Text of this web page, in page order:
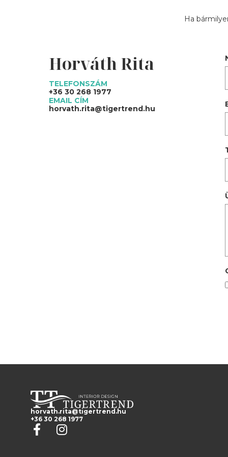
Ha
Horváth Rita
TELEFONSZÁM
+36 30 268 1977
EMAIL CÍM
horvath.rita@tigertrend.hu
horvath.rita@tigertrend.hu
+36 30 268 1977